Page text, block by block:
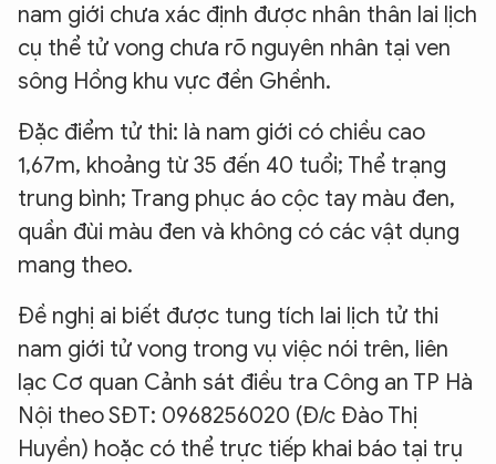
nam giới chưa xác định được nhân thân lai lịch
cụ thể tử vong chưa rõ nguyên nhân tại ven
sông Hồng khu vực đền Ghềnh.
Đặc điểm tử thi: là nam giới có chiều cao
1,67m, khoảng từ 35 đến 40 tuổi; Thể trạng
trung bình; Trang phục áo cộc tay màu đen,
quần đùi màu đen và không có các vật dụng
mang theo.
Đề nghị ai biết được tung tích lai lịch tử thi
nam giới tử vong trong vụ việc nói trên, liên
lạc Cơ quan Cảnh sát điều tra Công an TP Hà
Nội theo SĐT: 0968256020 (Đ/c Đào Thị
Huyền) hoặc có thể trực tiếp khai báo tại trụ